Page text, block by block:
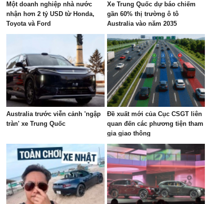
Một doanh nghiệp nhà nước
nhận hơn 2 tỷ USD từ Honda,
Toyota và Ford
Xe Trung Quốc dự báo chiếm
gần 60% thị trường ô tô
Australia vào năm 2035
Australia trước viễn cảnh 'ngập
tràn' xe Trung Quốc
Đề xuất mới của Cục CSGT liên
quan đến các phương tiện tham
gia giao thông